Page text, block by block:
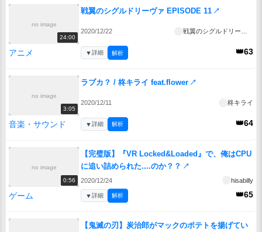
no image
24:00
戦翼のシグルドリーヴァ EPISODE 11 ↗
2020/12/22
アニメ 👑63
▼詳細 解析
no image
3:05
ラブカ？ / 柊キライ feat.flower ↗
2020/12/11 柊キライ
音楽・サウンド 👑64
▼詳細 解析
no image
0:56
【完璧版】『VR Locked&Loaded』で、俺はCPU
に追い詰められた....のか？？ ↗
2020/12/24 hisabilly
ゲーム 👑65
▼詳細 解析
【鬼滅の刃】炭治郎がマックのポテトを揚げてい